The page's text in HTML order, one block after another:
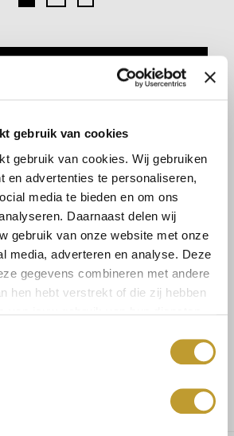
gebruik van cookies
gebruik van cookies. Wij gebruiken
en advertenties te personaliseren,
media te bieden en om ons
Daarnaast delen wij
gebruik van onze website met onze
media, adverteren en analyse. Deze
gegevens combineren met andere
hen hebt verstrekt of die zij hebben
Verzenden & retourneren
en vertrouwd